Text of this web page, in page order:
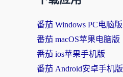
番茄 Windows PC电脑版
番茄 macOS苹果电脑版
番茄 ios苹果手机版
番茄 Android安卓手机版